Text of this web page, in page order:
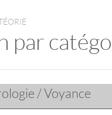
par
/ Voyance